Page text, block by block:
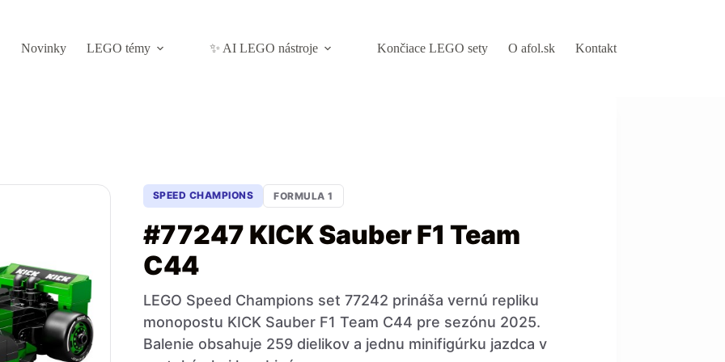
Novinky
LEGO témy ✨ AI LEGO nástroje Končiace LEGO sety O afol.sk Kontakt
SPEED CHAMPIONS FORMULA 1
#77247 KICK Sauber F1 Team
C44
LEGO Speed Champions set 77242 prináša vernú repliku
monopostu KICK Sauber F1 Team C44 pre sezónu 2025.
Balenie obsahuje 259 dielikov a jednu minifigúrku jazdca v